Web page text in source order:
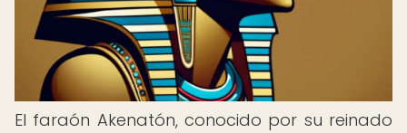
El faraón Akenatón, conocido por su reinado